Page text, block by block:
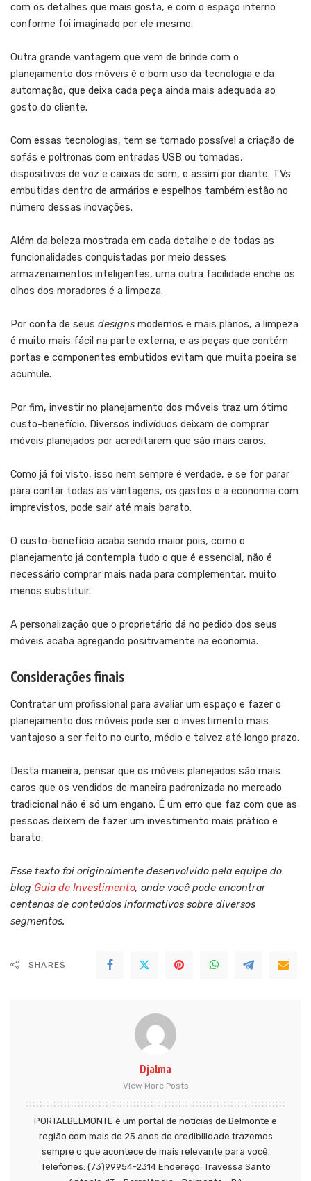
com os detalhes que mais gosta, e com o espaço interno
conforme foi imaginado por ele mesmo.
Outra grande vantagem que vem de brinde com o
planejamento dos móveis é o bom uso da tecnologia e da
automação, que deixa cada peça ainda mais adequada ao
gosto do cliente.
Com essas tecnologias, tem se tornado possível a criação de
sofás e poltronas com entradas USB ou tomadas,
dispositivos de voz e caixas de som, e assim por diante. TVs
embutidas dentro de armários e espelhos também estão no
número dessas inovações.
Além da beleza mostrada em cada detalhe e de todas as
funcionalidades conquistadas por meio desses
armazenamentos inteligentes, uma outra facilidade enche os
olhos dos moradores é a limpeza.
Por conta de seus designs modernos e mais planos, a limpeza
é muito mais fácil na parte externa, e as peças que contém
portas e componentes embutidos evitam que muita poeira se
acumule.
Por fim, investir no planejamento dos móveis traz um ótimo
custo-benefício. Diversos indivíduos deixam de comprar
móveis planejados por acreditarem que são mais caros.
Como já foi visto, isso nem sempre é verdade, e se for parar
para contar todas as vantagens, os gastos e a economia com
imprevistos, pode sair até mais barato.
O custo-benefício acaba sendo maior pois, como o
planejamento já contempla tudo o que é essencial, não é
necessário comprar mais nada para complementar, muito
menos substituir.
A personalização que o proprietário dá no pedido dos seus
móveis acaba agregando positivamente na economia.
Considerações finais
Contratar um profissional para avaliar um espaço e fazer o
planejamento dos móveis pode ser o investimento mais
vantajoso a ser feito no curto, médio e talvez até longo prazo.
Desta maneira, pensar que os móveis planejados são mais
caros que os vendidos de maneira padronizada no mercado
tradicional não é só um engano. É um erro que faz com que as
pessoas deixem de fazer um investimento mais prático e
barato.
Esse texto foi originalmente desenvolvido pela equipe do
blog Guia de Investimento, onde você pode encontrar
centenas de conteúdos informativos sobre diversos
segmentos.
SHARES
Djalma
View More Posts
PORTALBELMONTE é um portal de notícias de Belmonte e
região com mais de 25 anos de credibilidade trazemos
sempre o que acontece de mais relevante para você.
Telefones: (73)99954-2314 Endereço: Travessa Santo